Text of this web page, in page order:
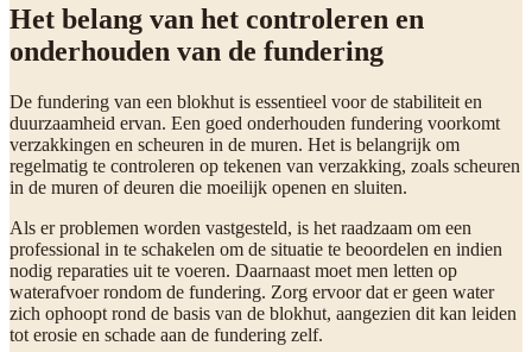
Het belang van het controleren en
onderhouden van de fundering
De fundering van een blokhut is essentieel voor de stabiliteit en
duurzaamheid ervan. Een goed onderhouden fundering voorkomt
verzakkingen en scheuren in de muren. Het is belangrijk om
regelmatig te controleren op tekenen van verzakking, zoals scheuren
in de muren of deuren die moeilijk openen en sluiten.
Als er problemen worden vastgesteld, is het raadzaam om een
professional in te schakelen om de situatie te beoordelen en indien
nodig reparaties uit te voeren. Daarnaast moet men letten op
waterafvoer rondom de fundering. Zorg ervoor dat er geen water
zich ophoopt rond de basis van de blokhut, aangezien dit kan leiden
tot erosie en schade aan de fundering zelf.